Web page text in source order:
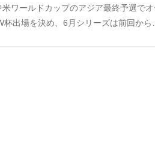
ワールドカップのアジア最終予選でオ
出場を決め、6月シリーズは前回から招